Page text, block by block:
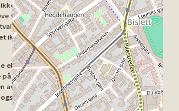
lete lenger. Hos Vini’s Beauty Nail Art &
førsteklasses tjenester i hjertet av byen.
av behandlinger og en behagelig
ikke rart at salongen er høyt rangert blant
eller få mer informasjon, kan du kontakte
på telefonnummer47 99 85 55 83.
av skjønnhet og velvære på Vini’s Beauty
9A, Oslo.